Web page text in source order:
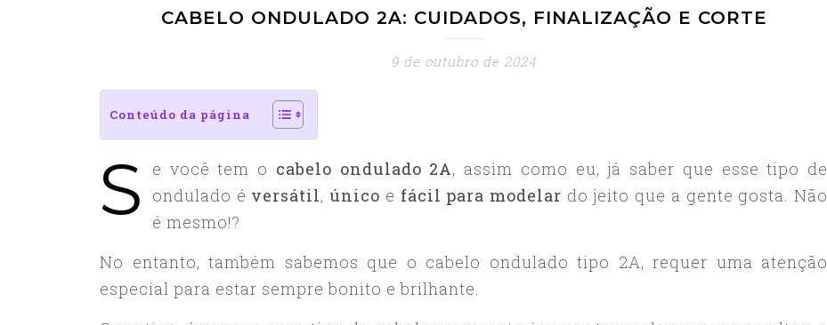
CABELO ONDULADO 2A: CUIDADOS, FINALIZAÇÃO E CORTE
9 de outubro de 2024
Conteúdo da página
S e você tem o cabelo ondulado 2A, assim como eu, já saber que esse tipo de
ondulado é versátil, único e fácil para modelar do jeito que a gente gosta. Não
é mesmo!?
No entanto, também sabemos que o cabelo ondulado tipo 2A, requer uma atenção
especial para estar sempre bonito e brilhante.